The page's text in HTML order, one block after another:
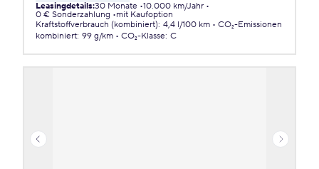
Leasingdetails:30 Monate 10.000 km/Jahr
0 € Sonderzahlung
mit Kaufoption
Kraftstoffverbrauch (kombiniert): 4,4 l/100 km
CO₂-Emissionen
kombiniert: 99 g/km CO₂-Klasse: C